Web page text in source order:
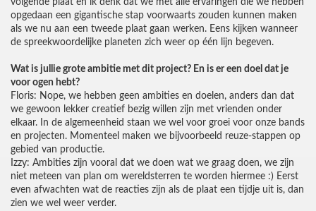
volgende plaat en ik denk dat we met alle ervaringen die we hebben
opgedaan een gigantische stap voorwaarts zouden kunnen maken
als we nu aan een tweede plaat gaan werken. Eens kijken wanneer
de spreekwoordelijke planeten zich weer op één lijn begeven.
Wat is jullie grote ambitie met dit project? En is er een doel dat je
voor ogen hebt?
Floris: Nope, we hebben geen ambities en doelen, anders dan dat
we gewoon lekker creatief bezig willen zijn met vrienden onder
elkaar. In de algemeenheid staan we wel voor groei voor onze bands
en projecten. Momenteel maken we bijvoorbeeld reuze-stappen op
gebied van productie.
Izzy: Ambities zijn vooral dat we doen wat we graag doen, we zijn
niet meteen van plan om wereldsterren te worden hiermee :) Eerst
even afwachten wat de reacties zijn als de plaat een tijdje uit is, dan
zien we wel weer verder.